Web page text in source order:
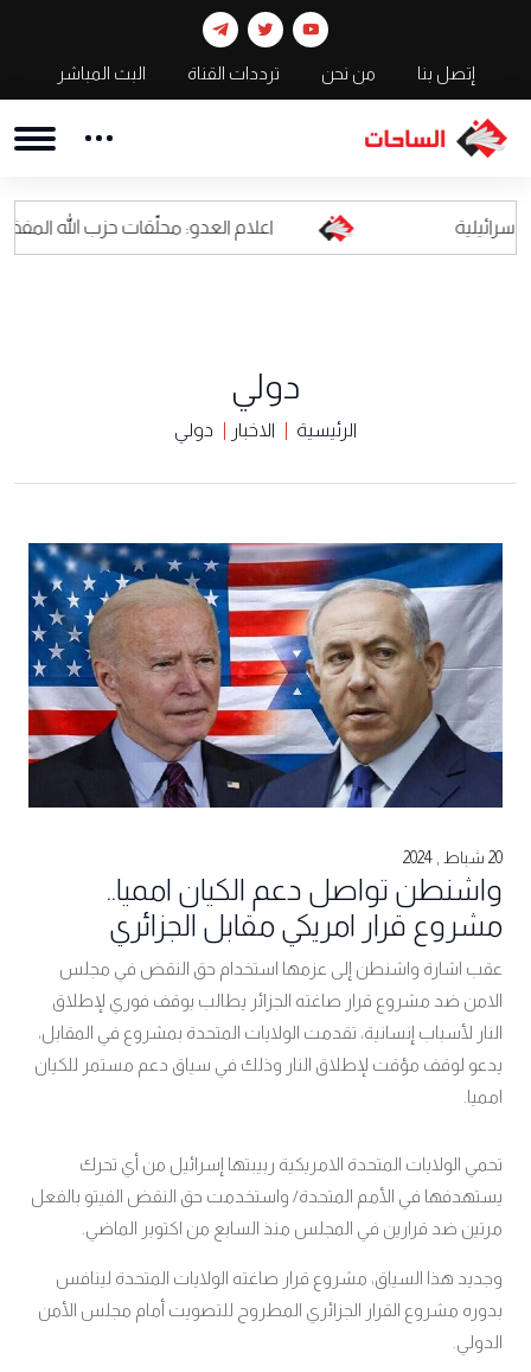
إتصل بنا من نحن ترددات القناة البث المباشر
اعلام العدو: محلّقات حزب الله المفخخة أصبحت
دولي
الرئيسية الاخبار دولي
20 شباط , 2024
واشنطن تواصل دعم الكيان امميا..
مشروع قرار امريكي مقابل الجزائري
عقب اشارة واشنطن إلى عزمها استخدام حق النقض في مجلس
الامن ضد مشروع قرار صاغته الجزائر يطالب بوقف فوري لإطلاق
النار لأسباب إنسانية، تقدمت الولايات المتحدة بمشروع في المقابل،
يدعو لوقف مؤقت لإطلاق النار وذلك في سياق دعم مستمر للكيان
امميا.
تحمي الولايات المتحدة الامريكية ربيبتها إسرائيل من أي تحرك
يستهدفها في الأمم المتحدة/ واستخدمت حق النقض الفيتو بالفعل
مرتين ضد قرارين في المجلس منذ السابع من اكتوبر الماضي.
وجديد هذا السياق، مشروع قرار صاغته الولايات المتحدة لينافس
بدوره مشروع القرار الجزائري المطروح للتصويت أمام مجلس الأمن
الدولي.